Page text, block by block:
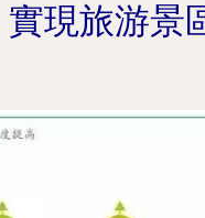
現旅游景